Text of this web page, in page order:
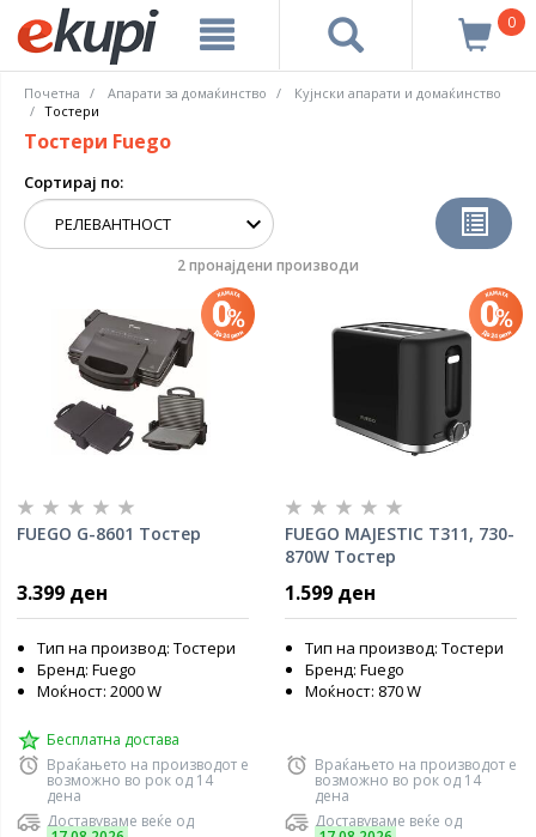
0
Почетна Апарати за домаќинство
Кујнски апарати и домаќинство
Тостери
Тостери Fuego
Сортирај по:
2 пронајдени производи
FUEGO G-8601 Тостер
3.399 ден
Тип на производ: Тостери
Бренд: Fuego
Моќност: 2000 W
Бесплатна достава
Враќањето на производот е
возможно во рок од 14
дена
Доставуваме веќе од
FUEGO MAJESTIC T311, 730-
870W Тостер
1.599 ден
Тип на производ: Тостери
Бренд: Fuego
Моќност: 870 W
Враќањето на производот е
возможно во рок од 14
дена
Доставуваме веќе од